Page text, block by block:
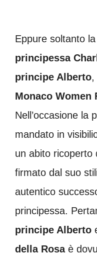
Eppure soltanto
principessa
principe Alberto,
Monaco Women
Nell’occasione la
mandato in
un abito ricoperto
firmato dal suo
autentico
principessa.
principe Alberto
della Rosaè